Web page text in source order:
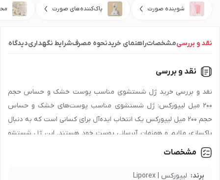
شوینده صورت پاک‌کننده‌های صورت
نقد و بررسیمشخصاتراهنمای خریدنحوه مصرفشرایط نگهداریدیدگاه‌ها
نقد و بررسی
نقد و بررسی خرید ژل شستشوی مناسب پوست خشک و حساس حجم
200 میل لیپورکس: ژل شستشوی مناسب پوست‌های خشک و حساس
حجم 200 میل لیپورکس یک انتخاب ایده‌آل برای کسانی است که به دنبال
پاکسازی ملایم و همزمان آبرسانی پوست خود هستند. این ژل شستشو
بدون ایجاد خشکی و کشیدگی، آلودگی‌ها و چربی‌های اضافی را از سطح
پوست پاک کرده و رطوبت طبیعی آن را حفظ می‌کند. فرمولاسیون ویژه
مشخصات
برند: لیپورکس | Liporex